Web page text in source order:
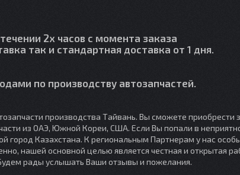
2х часов с момента заказа
так и стандартная доставка от 1 дня.
по производству автозапчастей.
производства Тайвань. Вы сможете приобрести
из ОАЭ, Южной Кореи, США. Если Вы попали в
город Казахстана. К региональным Партнерам у нас
нашей основной целью является честная и открытая
рады услышать Ваши отзывы и пожелания.